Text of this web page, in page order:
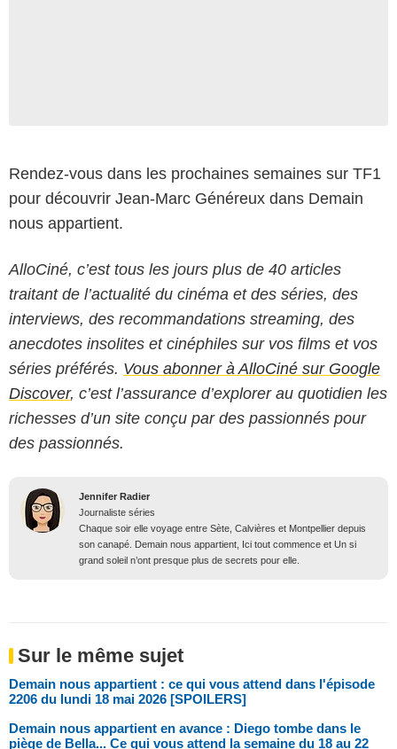
Rendez-vous dans les prochaines semaines sur TF1
pour découvrir Jean-Marc Généreux dans Demain
nous appartient.
AlloCiné, c’est tous les jours plus de 40 articles
traitant de l’actualité du cinéma et des séries, des
interviews, des recommandations streaming, des
anecdotes insolites et cinéphiles sur vos films et vos
séries préférés. Vous abonner à AlloCiné sur Google
Discover, c’est l’assurance d’explorer au quotidien les
richesses d’un site conçu par des passionnés pour
des passionnés.
Jennifer Radier
Journaliste séries
Chaque soir elle voyage entre Sète, Calvières et Montpellier depuis
son canapé. Demain nous appartient, Ici tout commence et Un si
grand soleil n’ont presque plus de secrets pour elle.
Sur le même sujet
Demain nous appartient : ce qui vous attend dans l'épisode
2206 du lundi 18 mai 2026 [SPOILERS]
Demain nous appartient en avance : Diego tombe dans le
piège de Bella... Ce qui vous attend la semaine du 18 au 22